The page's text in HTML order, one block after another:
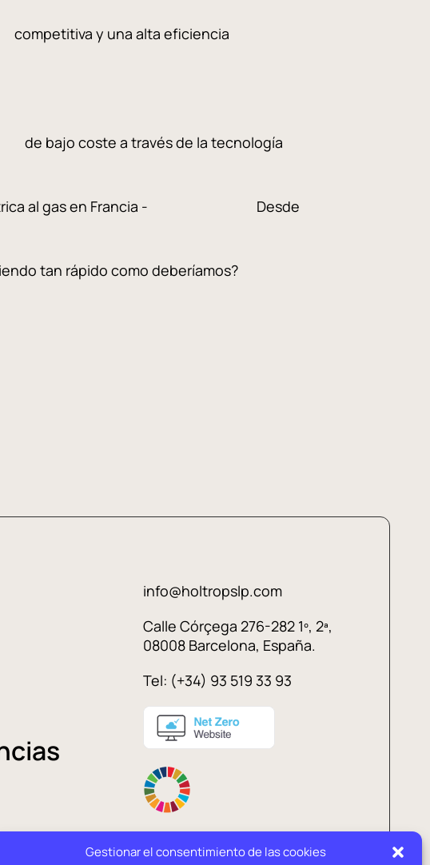
Gestionar el consentimiento de las cookies
y una alta eficiencia
de bajo coste a través de la tecnología
al gas en Francia - Desde
tan rápido como deberíamos?
info@holtropslp.com
Calle Córçega 276-282 1º, 2ª,
08008 Barcelona, España.
Tel: (+34) 93 519 33 93